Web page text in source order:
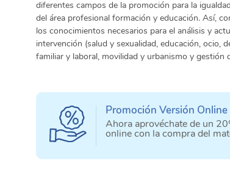
diferentes campos de la promoción para la
del área profesional formación y educación. Así,
los conocimientos necesarios para el análisis y
intervención (salud y sexualidad, educación, ocio,
familiar y laboral, movilidad y urbanismo y gestión
Promoción Versión Online
Ahora aprovéchate de un
online con la compra del